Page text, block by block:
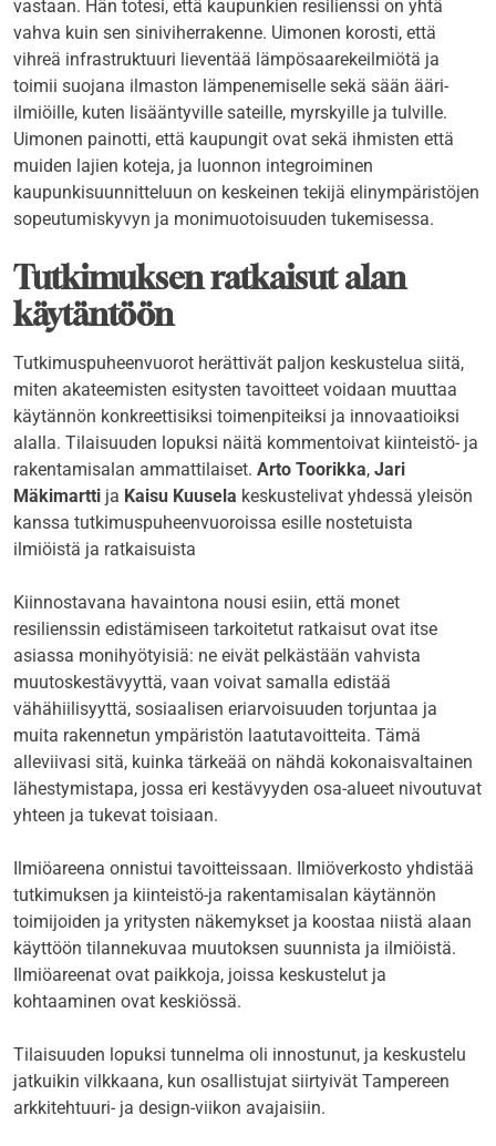
vastaan. Hän totesi, että kaupunkien resilienssi on yhtä
vahva kuin sen siniviherrakenne. Uimonen korosti, että
vihreä infrastruktuuri lieventää lämpösaarekeilmiötä ja
toimii suojana ilmaston lämpenemiselle sekä sään ääri-
ilmiöille, kuten lisääntyville sateille, myrskyille ja tulville.
Uimonen painotti, että kaupungit ovat sekä ihmisten että
muiden lajien koteja, ja luonnon integroiminen
kaupunkisuunnitteluun on keskeinen tekijä elinympäristöjen
sopeutumiskyvyn ja monimuotoisuuden tukemisessa.
Tutkimuksen ratkaisut alan
käytäntöön
Tutkimuspuheenvuorot herättivät paljon keskustelua siitä,
miten akateemisten esitysten tavoitteet voidaan muuttaa
käytännön konkreettisiksi toimenpiteiksi ja innovaatioiksi
alalla. Tilaisuuden lopuksi näitä kommentoivat kiinteistö- ja
rakentamisalan ammattilaiset. Arto Toorikka, Jari
Mäkimartti ja Kaisu Kuusela keskustelivat yhdessä yleisön
kanssa tutkimuspuheenvuoroissa esille nostetuista
ilmiöistä ja ratkaisuista
Kiinnostavana havaintona nousi esiin, että monet
resilienssin edistämiseen tarkoitetut ratkaisut ovat itse
asiassa monihyötyisiä: ne eivät pelkästään vahvista
muutoskestävyyttä, vaan voivat samalla edistää
vähähiilisyyttä, sosiaalisen eriarvoisuuden torjuntaa ja
muita rakennetun ympäristön laatutavoitteita. Tämä
alleviivasi sitä, kuinka tärkeää on nähdä kokonaisvaltainen
lähestymistapa, jossa eri kestävyyden osa-alueet nivoutuvat
yhteen ja tukevat toisiaan.
Ilmiöareena onnistui tavoitteissaan. Ilmiöverkosto yhdistää
tutkimuksen ja kiinteistö-ja rakentamisalan käytännön
toimijoiden ja yritysten näkemykset ja koostaa niistä alaan
käyttöön tilannekuvaa muutoksen suunnista ja ilmiöistä.
Ilmiöareenat ovat paikkoja, joissa keskustelut ja
kohtaaminen ovat keskiössä.
Tilaisuuden lopuksi tunnelma oli innostunut, ja keskustelu
jatkuikin vilkkaana, kun osallistujat siirtyivät Tampereen
arkkitehtuuri- ja design-viikon avajaisiin.